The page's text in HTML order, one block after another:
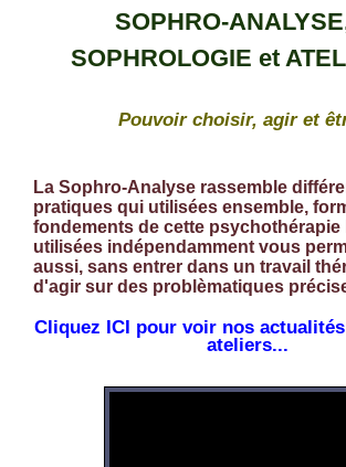
SOPHRO-
SOPHROLOGIE et
Pouvoir choisir, agir et
La Sophro-Analyse rassemble
pratiques qui utilisées ensemble,
fondements de cette psychothérapie
utilisées indépendamment vous
aussi, sans entrer dans un travail
d'agir sur des problèmatiques
Cliquez ICI pour voir nos
ateliers...